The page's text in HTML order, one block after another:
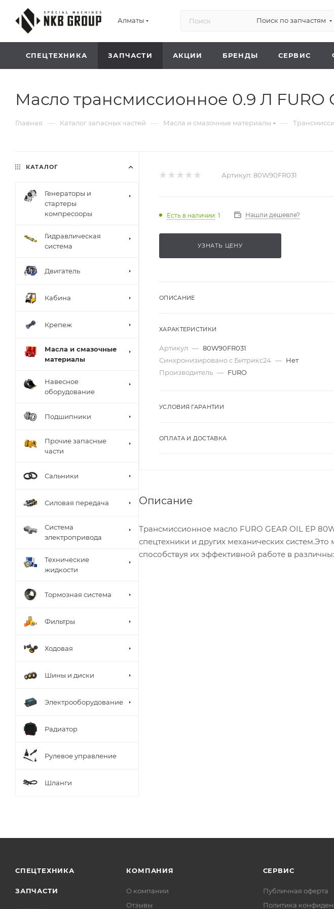
Алматы Поиск по запчастям
СПЕЦТЕХНИКА ЗАПЧАСТИ АКЦИИ БРЕНДЫ СЕРВИС
Масло трансмиссионное 0.9 Л FURO
Главная — Каталог запасных частей — Масла и смазочные материалы —
Артикул: 80W90FR031
Есть в наличии: 1 Нашли дешевле?
УЗНАТЬ ЦЕНУ
ОПИСАНИЕ
ХАРАКТЕРИСТИКИ
Артикул — 80W90FR031
Синхронизировано с Битрикс24 — Нет
Производитель — FURO
УСЛОВИЯ ГАРАНТИИ
ОПЛАТА И ДОСТАВКА
Описание
Трансмиссионное масло FURO GEAR OIL EP
спецтехники и других механических
способствуя их эффективной работе в
КАТАЛОГ
Генераторы и
стартеры
компресооры
Гидравлическая
система
Двигатель
Кабина
Крепеж
Масла и смазочные
материалы
Навесное
оборудование
Подшипники
Прочие запасные
части
Сальники
Силовая передача
Система
электропривода
Технические
жидкости
Тормозная система
Фильтры
Ходовая
Шины и диски
Электрооборудование
Радиатор
Рулевое управление
Шланги
СПЕЦТЕХНИКА
ЗАПЧАСТИ
КОМПАНИЯ
О компании
Отзывы
СЕРВИС
Публичная оферта
Политика